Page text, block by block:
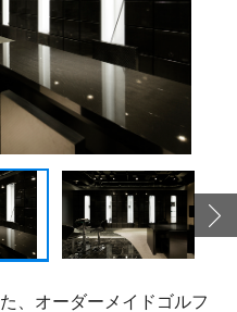
、オーダーメイドゴルフ